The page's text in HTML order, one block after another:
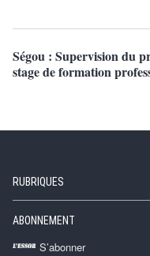
Ségou : Supervision du
stage de formation
RUBRIQUES
ABONNEMENT
S’abonner